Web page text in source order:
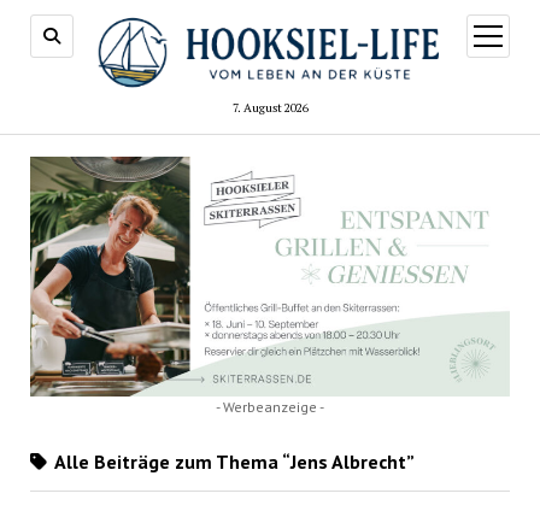
7. August 2026
Menü
öffnen
- Werbeanzeige -
Alle Beiträge zum Thema “Jens Albrecht”